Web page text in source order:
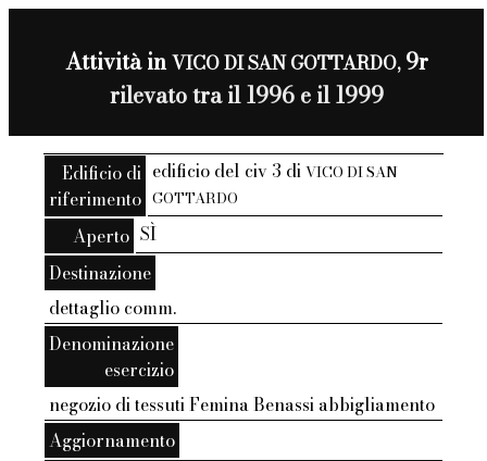
Attività inVICO DI SAN GOTTARDO,9r
rilevato tra il 1996 e il 1999
Edificio di
riferimento
edificio del civ 3 diVICO DI SAN
GOTTARDO
Aperto SÌ
Destinazione
dettaglio comm.
Denominazione
esercizio
negozio di tessuti Femina Benassi abbigliamento
Aggiornamento